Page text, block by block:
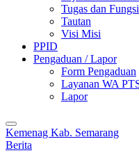
Tugas dan Fungsi
Tautan
Visi Misi
PPID
Pengaduan / Lapor
Form Pengaduan
Layanan WA
Lapor
Kemenag Kab. Semarang
Berita